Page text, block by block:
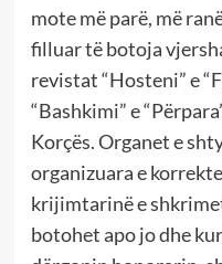
mote më parë, më
filluar të botoja
revistat “Hosteni” e
“Bashkimi” e
Korçës. Organet e
organizuara e
krijimtarinë e
botohet apo jo dhe